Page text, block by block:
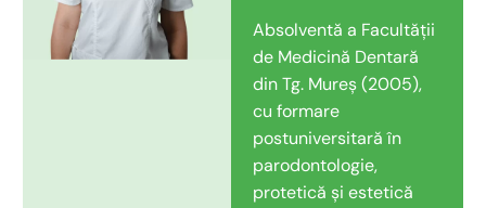
Absolventă a Facultății
de Medicină Dentară
din Tg. Mureș (2005),
cu formare
postuniversitară în
parodontologie,
protetică și estetică